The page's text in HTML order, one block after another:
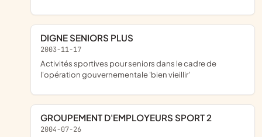
DIGNE SENIORS PLUS
2003-11-17
activités sportives pour seniors dans le cadre de
l'opération gouvernementale 'bien vieillir'
GROUPEMENT D'EMPLOYEURS SPORT 2
2004-07-26